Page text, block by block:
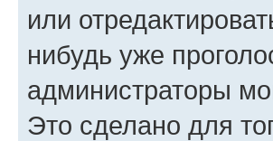
или
нибудь уже
администраторы
Это сделано для